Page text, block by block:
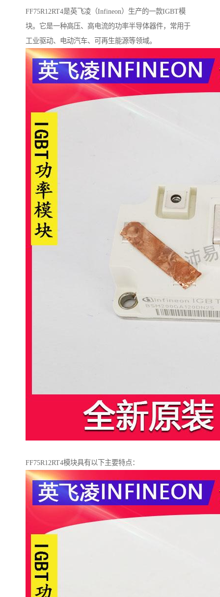
FF75R12RT4是英飞凌（Infineon）生产的一款IGBT模
块。它是一种高压、高电流的功率半导体器件，常用于
工业驱动、电动汽车、可再生能源等领域。
FF75R12RT4模块具有以下主要特点：